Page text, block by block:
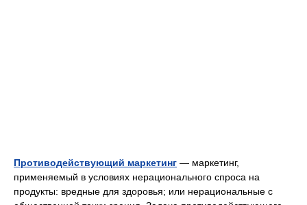
Противодействующий маркетинг — маркетинг,
применяемый в условиях нерационального спроса на
продукты: вредные для здоровья; или нерациональные с